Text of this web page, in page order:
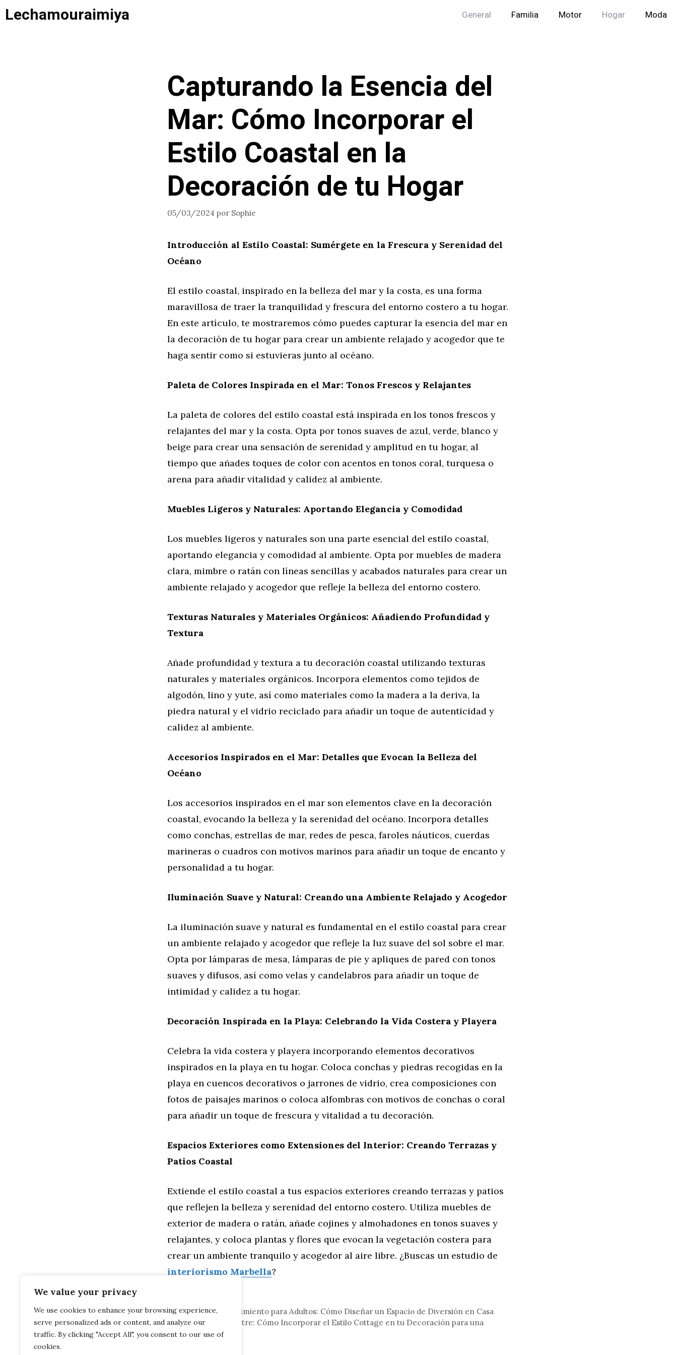
We value your privacy
We use cookies to enhance your browsing experience,
serve personalized ads or content, and analyze our
traffic. By clicking "Accept All", you consent to our use of
cookies.
Saltar
alLechamouraimiya General Familia Motor Hogar Moda
Capturando la Esencia del
Mar: Cómo Incorporar el
Estilo Coastal en la
Decoración de tu Hogar
05/03/2024 por Sophie
Introducción al Estilo Coastal: Sumérgete en la Frescura y Serenidad del
Océano
El estilo coastal, inspirado en la belleza del mar y la costa, es una forma
maravillosa de traer la tranquilidad y frescura del entorno costero a tu hogar.
En este artículo, te mostraremos cómo puedes capturar la esencia del mar en
la decoración de tu hogar para crear un ambiente relajado y acogedor que te
haga sentir como si estuvieras junto al océano.
Paleta de Colores Inspirada en el Mar: Tonos Frescos y Relajantes
La paleta de colores del estilo coastal está inspirada en los tonos frescos y
relajantes del mar y la costa. Opta por tonos suaves de azul, verde, blanco y
beige para crear una sensación de serenidad y amplitud en tu hogar, al
tiempo que añades toques de color con acentos en tonos coral, turquesa o
arena para añadir vitalidad y calidez al ambiente.
Muebles Ligeros y Naturales: Aportando Elegancia y Comodidad
Los muebles ligeros y naturales son una parte esencial del estilo coastal,
aportando elegancia y comodidad al ambiente. Opta por muebles de madera
clara, mimbre o ratán con líneas sencillas y acabados naturales para crear un
ambiente relajado y acogedor que refleje la belleza del entorno costero.
Texturas Naturales y Materiales Orgánicos: Añadiendo Profundidad y
Textura
Añade profundidad y textura a tu decoración coastal utilizando texturas
naturales y materiales orgánicos. Incorpora elementos como tejidos de
algodón, lino y yute, así como materiales como la madera a la deriva, la
piedra natural y el vidrio reciclado para añadir un toque de autenticidad y
calidez al ambiente.
Accesorios Inspirados en el Mar: Detalles que Evocan la Belleza del
Océano
Los accesorios inspirados en el mar son elementos clave en la decoración
coastal, evocando la belleza y la serenidad del océano. Incorpora detalles
como conchas, estrellas de mar, redes de pesca, faroles náuticos, cuerdas
marineras o cuadros con motivos marinos para añadir un toque de encanto y
personalidad a tu hogar.
Iluminación Suave y Natural: Creando una Ambiente Relajado y Acogedor
La iluminación suave y natural es fundamental en el estilo coastal para crear
un ambiente relajado y acogedor que refleje la luz suave del sol sobre el mar.
Opta por lámparas de mesa, lámparas de pie y apliques de pared con tonos
suaves y difusos, así como velas y candelabros para añadir un toque de
intimidad y calidez a tu hogar.
Decoración Inspirada en la Playa: Celebrando la Vida Costera y Playera
Celebra la vida costera y playera incorporando elementos decorativos
inspirados en la playa en tu hogar. Coloca conchas y piedras recogidas en la
playa en cuencos decorativos o jarrones de vidrio, crea composiciones con
fotos de paisajes marinos o coloca alfombras con motivos de conchas o coral
para añadir un toque de frescura y vitalidad a tu decoración.
Espacios Exteriores como Extensiones del Interior: Creando Terrazas y
Patios Coastal
Extiende el estilo coastal a tus espacios exteriores creando terrazas y patios
que reflejen la belleza y serenidad del entorno costero. Utiliza muebles de
exterior de madera o ratán, añade cojines y almohadones en tonos suaves y
relajantes, y coloca plantas y flores que evocan la vegetación costera para
crear un ambiente tranquilo y acogedor al aire libre. ¿Buscas un estudio de
interiorismo Marbella?
Sala de Entretenimiento para Adultos: Cómo Diseñar un Espacio de Diversión en Casa
Encanto Campestre: Cómo Incorporar el Estilo Cottage en tu Decoración para una
Elegancia Rústica